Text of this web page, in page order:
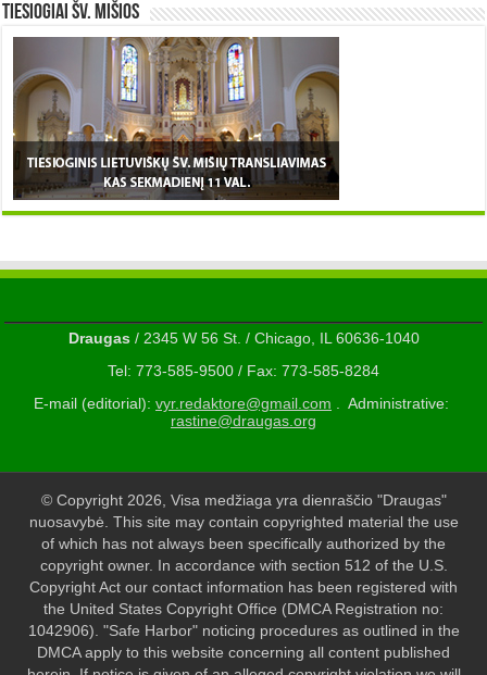
TIESIOGIAI šv. MIŠIOS
Draugas/ 2345 W 56 St. / Chicago, IL 60636-1040
Tel: 773-585-9500 / Fax: 773-585-8284
E-mail (editorial): vyr.redaktore@gmail.com . Administrative:
rastine@draugas.org
© Copyright 2026, Visa medžiaga yra dienraščio "Draugas"
nuosavybė. This site may contain copyrighted material the use
of which has not always been specifically authorized by the
copyright owner. In accordance with section 512 of the U.S.
Copyright Act our contact information has been registered with
the United States Copyright Office (DMCA Registration no:
1042906). "Safe Harbor" noticing procedures as outlined in the
DMCA apply to this website concerning all content published